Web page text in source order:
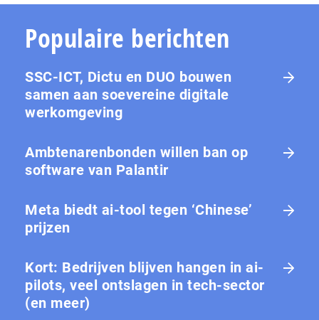
Populaire berichten
SSC-ICT, Dictu en DUO bouwen
samen aan soevereine digitale
werkomgeving
Ambtenarenbonden willen ban op
software van Palantir
Meta biedt ai-tool tegen ‘Chinese’
prijzen
Kort: Bedrijven blijven hangen in ai-
pilots, veel ontslagen in tech-sector
(en meer)